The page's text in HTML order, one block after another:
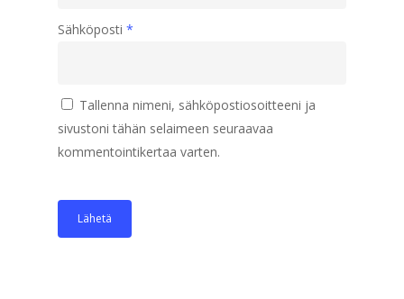
Sähköposti *
Tallenna nimeni, sähköpostiosoitteeni ja
sivustoni tähän selaimeen seuraavaa
kommentointikertaa varten.